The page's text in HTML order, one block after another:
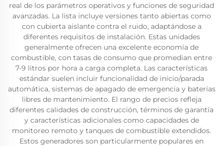
real de los parámetros operativos y funciones de seguridad
avanzadas. La lista incluye versiones tanto abiertas como
con cubierta aislante contra el ruido, adaptándose a
diferentes requisitos de instalación. Estas unidades
generalmente ofrecen una excelente economía de
combustible, con tasas de consumo que promedian entre
7-9 litros por hora a carga completa. Las características
estándar suelen incluir funcionalidad de inicio/parada
automática, sistemas de apagado de emergencia y baterías
libres de mantenimiento. El rango de precios refleja
diferentes calidades de construcción, términos de garantía
y características adicionales como capacidades de
monitoreo remoto y tanques de combustible extendidos.
Estos generadores son particularmente populares en